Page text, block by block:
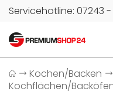
Servicehotline: 07243
Kochen/Backen
Kochflächen/